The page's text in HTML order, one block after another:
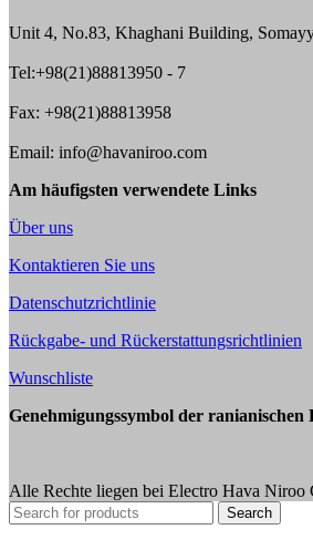
Unit 4, No.83, Khaghani Building,
Tel:+98(21)88813950 - 7
Fax: +98(21)88813958
Email: info@havaniroo.com
Am häufigsten verwendete Links
Über uns
Kontaktieren Sie uns
Datenschutzrichtlinie
Rückgabe- und Rückerstattungsrichtlinien
Wunschliste
Genehmigungssymbol der ranianischen
Alle Rechte liegen bei Electro Hava Niroo
Search